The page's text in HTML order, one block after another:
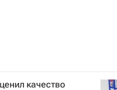
качество